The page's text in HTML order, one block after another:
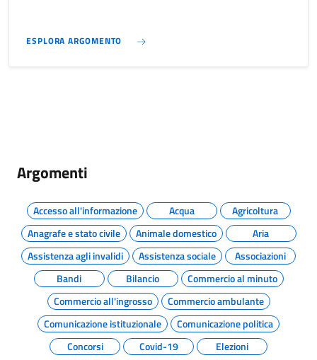
ESPLORA ARGOMENTO
Argomenti
Accesso all'informazione Acqua
Agricoltura
Anagrafe e stato civile
Animale domestico
Aria
Assistenza agli invalidi
Assistenza sociale
Associazioni
Bandi
Bilancio
Commercio al minuto
Commercio all'ingrosso
Commercio ambulante
Comunicazione istituzionale
Comunicazione politica
Concorsi
Covid-19 Elezioni